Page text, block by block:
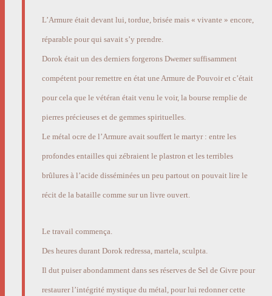
L’Armure était devant lui, tordue, brisée mais « vivante » encore,
réparable pour qui savait s’y prendre.
Dorok était un des derniers forgerons Dwemer suffisamment
compétent pour remettre en état une Armure de Pouvoir et c’était
pour cela que le vétéran était venu le voir, la bourse remplie de
pierres précieuses et de gemmes spirituelles.
Le métal ocre de l’Armure avait souffert le martyr : entre les
profondes entailles qui zébraient le plastron et les terribles
brûlures à l’acide disséminées un peu partout on pouvait lire le
récit de la bataille comme sur un livre ouvert.
Le travail commença.
Des heures durant Dorok redressa, martela, sculpta.
Il dut puiser abondamment dans ses réserves de Sel de Givre pour
restaurer l’intégrité mystique du métal, pour lui redonner cette